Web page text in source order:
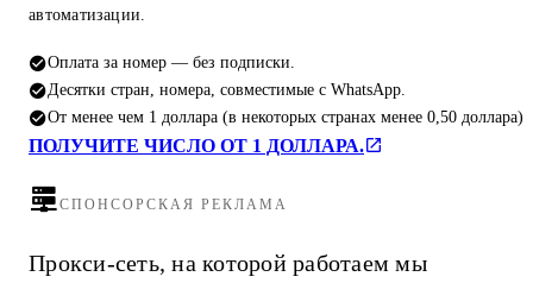
автоматизации.
Оплата за номер — без подписки.
Десятки стран, номера, совместимые с WhatsApp.
От менее чем 1 доллара (в некоторых странах менее 0,50 доллара)
ПОЛУЧИТЕ ЧИСЛО ОТ 1 ДОЛЛАРА.
СПОНСОРСКАЯ РЕКЛАМА
Прокси-сеть, на которой работаем мы